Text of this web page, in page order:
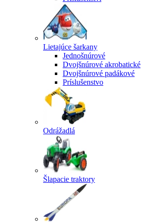
Lietajúce šarkany
Jednošnúrové
Dvojšnúrové akrobatické
Dvojšnúrové padákové
Príslušenstvo
Odrážadlá
Šlapacie traktory